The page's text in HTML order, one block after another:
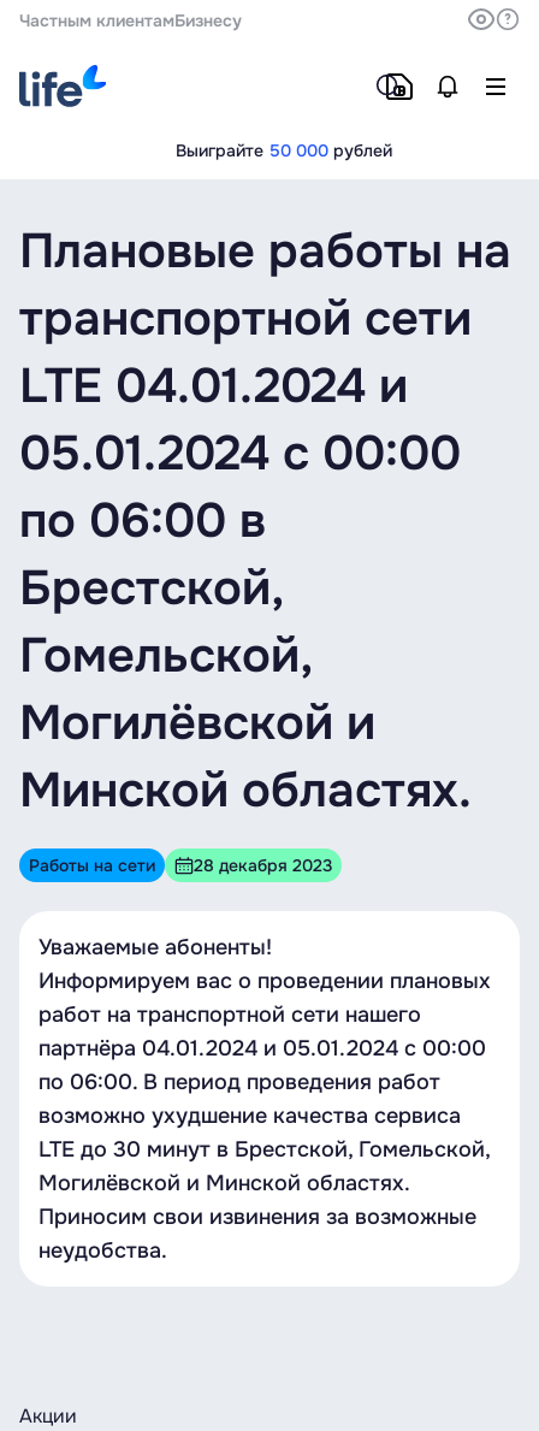
Частным клиентамБизнесу
Выиграйте 50 000 рублей
Плановые работы на
транспортной сети
LTE 04.01.2024 и
05.01.2024 c 00:00
по 06:00 в
Брестской,
Гомельской,
Могилёвской и
Минской областях.
Работы на сети 28 декабря 2023
Уважаемые абоненты!
Информируем вас о проведении плановых
работ на транспортной сети нашего
партнёра 04.01.2024 и 05.01.2024 c 00:00
по 06:00. В период проведения работ
возможно ухудшение качества сервиса
LTE до 30 минут в Брестской, Гомельской,
Могилёвской и Минской областях.
Приносим свои извинения за возможные
неудобства.
Акции